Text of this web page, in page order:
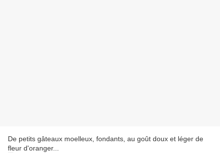
De petits gâteaux moelleux, fondants, au goût doux et léger de
fleur d'oranger...